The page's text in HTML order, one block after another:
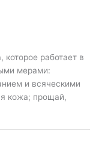
которое работает в
мерами:
и всяческими
кожа; прощай,